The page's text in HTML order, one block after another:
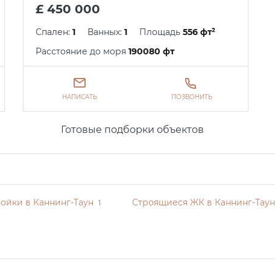
£ 450 000
Спален: 1 Ванных: 1 Площадь 556 фт²
Расстояние до моря 190080 фт
НАПИСАТЬ ПОЗВОНИТЬ
Готовые подборки объектов
в Каннинг-Таун 1 Строящиеся ЖК в Каннинг-Таун